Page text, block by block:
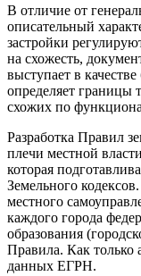
В отличие от
описательный
застройки
на схожесть,
выступает в
определяет границы
схожих по
Разработка Правил
плечи местной
которая
Земельного
местного
каждого города
образования
Правила. Как только
данных ЕГРН.